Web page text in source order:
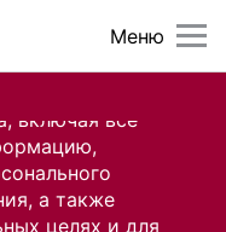
включая все
а также
целях и для
Меню